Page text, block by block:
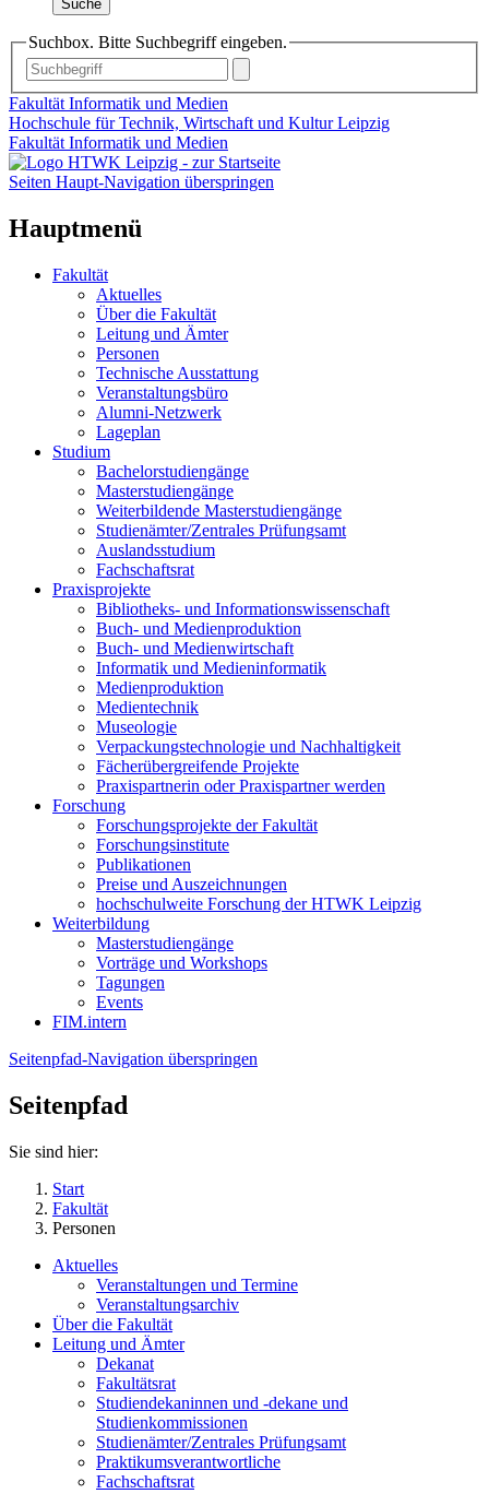
Suche
Suchbox. Bitte Suchbegriff eingeben.
Fakultät Informatik und Medien
Hochschule für Technik, Wirtschaft und Kultur Leipzig
Fakultät Informatik und Medien
Seiten Haupt-Navigation überspringen
Hauptmenü
Fakultät
Aktuelles
Über die Fakultät
Leitung und Ämter
Personen
Technische Ausstattung
Veranstaltungsbüro
Alumni-Netzwerk
Lageplan
Studium
Bachelorstudiengänge
Masterstudiengänge
Weiterbildende Masterstudiengänge
Studienämter/Zentrales Prüfungsamt
Auslandsstudium
Fachschaftsrat
Praxisprojekte
Bibliotheks- und Informationswissenschaft
Buch- und Medienproduktion
Buch- und Medienwirtschaft
Informatik und Medieninformatik
Medienproduktion
Medientechnik
Museologie
Verpackungstechnologie und Nachhaltigkeit
Fächerübergreifende Projekte
Praxispartnerin oder Praxispartner werden
Forschung
Forschungsprojekte der Fakultät
Forschungsinstitute
Publikationen
Preise und Auszeichnungen
hochschulweite Forschung der HTWK Leipzig
Weiterbildung
Masterstudiengänge
Vorträge und Workshops
Tagungen
Events
FIM.intern
Seitenpfad-Navigation überspringen
Seitenpfad
Sie sind hier:
Start
Fakultät
Personen
Aktuelles
Veranstaltungen und Termine
Veranstaltungsarchiv
Über die Fakultät
Leitung und Ämter
Dekanat
Fakultätsrat
Studiendekaninnen und -dekane und
Studienkommissionen
Studienämter/Zentrales Prüfungsamt
Praktikumsverantwortliche
Fachschaftsrat